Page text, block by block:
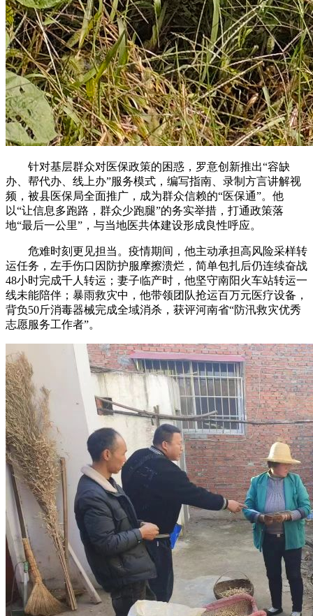
针对基层群众对医保政策的困惑，罗意创新推出“容缺
办、帮代办、线上办”服务模式，编写指南、录制方言讲解视
频，被县医保局全面推广，成为群众信赖的“医保通”。他
以“让信息多跑路，群众少跑腿”的务实举措，打通政策落
地“最后一公里”，与当地医共体建设形成良性呼应。
危难时刻更见担当。疫情期间，他主动承担高风险采样转
运任务，左手伤口因防护服摩擦溃烂，简单包扎后仍连续奋战
48小时完成千人转运；妻子临产时，他坚守南阳火车站转运一
线未能陪伴；暴雨救灾中，他带领团队抢运百万元医疗设备，
背负50斤消毒器械完成全域消杀，获评河南省“防汛救灾优秀
志愿服务工作者”。